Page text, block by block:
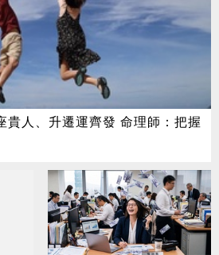
貴人、升遷運齊發 命理師：把握